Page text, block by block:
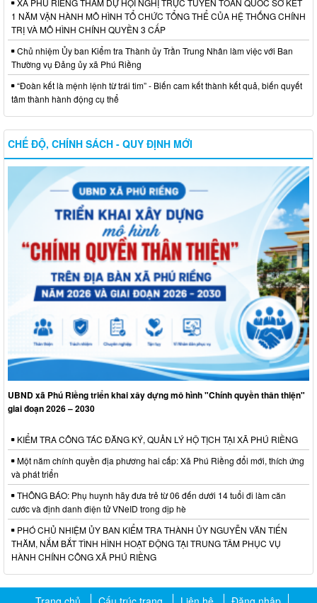
XÃ PHÚ RIỀNG THAM DỰ HỘI NGHỊ TRỰC TUYẾN TOÀN QUỐC SƠ KẾT
1 NĂM VẬN HÀNH MÔ HÌNH TỔ CHỨC TỔNG THỂ CỦA HỆ THỐNG CHÍNH
TRỊ VÀ MÔ HÌNH CHÍNH QUYỀN 3 CẤP
Chủ nhiệm Ủy ban Kiểm tra Thành ủy Trần Trung Nhân làm việc với Ban
Thường vụ Đảng ủy xã Phú Riềng
“Đoàn kết là mệnh lệnh từ trái tim” - Biến cam kết thành kết quả, biến quyết
tâm thành hành động cụ thể
CHẾ ĐỘ, CHÍNH SÁCH - QUY ĐỊNH MỚI
UBND xã Phú Riềng triển khai xây dựng mô hình "Chính quyền thân thiện"
giai đoạn 2026 – 2030
KIỂM TRA CÔNG TÁC ĐĂNG KÝ, QUẢN LÝ HỘ TỊCH TẠI XÃ PHÚ RIỀNG
Một năm chính quyền địa phương hai cấp: Xã Phú Riềng đổi mới, thích ứng
và phát triển
THÔNG BÁO: Phụ huynh hãy đưa trẻ từ 06 đến dưới 14 tuổi đi làm căn
cước và định danh điện tử VNeID trong dịp hè
PHÓ CHỦ NHIỆM ỦY BAN KIỂM TRA THÀNH ỦY NGUYỄN VĂN TIẾN
THĂM, NẮM BẮT TÌNH HÌNH HOẠT ĐỘNG TẠI TRUNG TÂM PHỤC VỤ
HÀNH CHÍNH CÔNG XÃ PHÚ RIỀNG